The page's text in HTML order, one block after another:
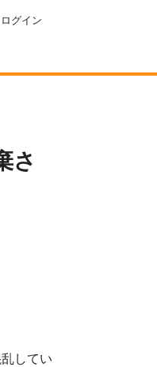
ログイン
さ
してい